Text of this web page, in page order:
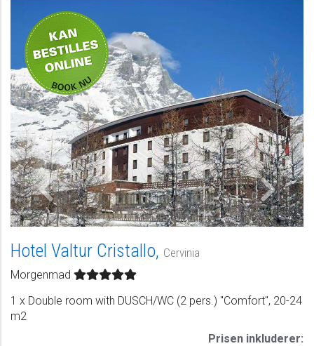
Privat
Hotel Valtur Cristallo, Cervinia
Morgenmad
1 x Double room with DUSCH/WC (2 pers.) "Comfort", 20-24
m2
Prisen inkluderer: